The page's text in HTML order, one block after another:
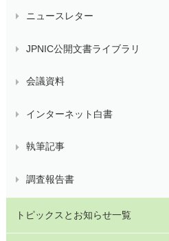
ニュースレター
JPNIC公開文書ライブラリ
会議資料
インターネット白書
執筆記事
調査報告書
トピックスとお知らせ一覧